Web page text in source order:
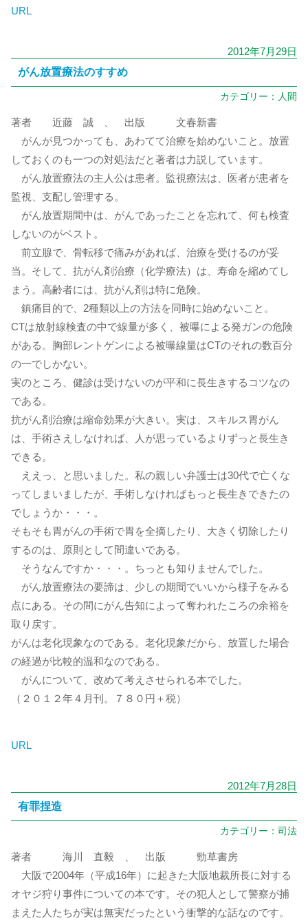
URL
2012年7月29日
がん放置療法のすすめ
カテゴリー： 人間
著者 近藤 誠 、 出版 文春新書
がんが見つかっても、あわてて治療を始めないこと。放置
しておくのも一つの対処法だと著者は力説しています。
がん放置療法の主人公は患者。監視療法は、医者が患者を
監視、支配し管理する。
がん放置期間中は、がんであったことを忘れて、何も検査
しないのがベスト。
前立腺で、骨転移で痛みがあれば、治療を受けるのが妥
当。そして、抗がん剤治療（化学療法）は、寿命を縮めてし
まう。高齢者には、抗がん剤は特に危険。
鎮痛目的で、2種類以上の方法を同時に始めないこと。
CTは放射線検査の中で線量が多く、被曝による発ガンの危険
がある。胸部レントゲンによる被曝線量はCTのそれの数百分
の一でしかない。
実のところ、健診は受けないのが平和に長生きするコツなの
である。
抗がん剤治療は縮命効果が大きい。実は、スキルス胃がん
は、手術さえしなければ、人が思っているよりずっと長生き
できる。
ええっ、と思いました。私の親しい弁護士は30代で亡くな
ってしまいましたが、手術しなければもっと長生きできたの
でしょうか・・・。
そもそも胃がんの手術で胃を全摘したり、大きく切除したり
するのは、原則として間違いである。
そうなんですか・・・。ちっとも知りませんでした。
がん放置療法の要諦は、少しの期間でいいから様子をみる
点にある。その間にがん告知によって奪われたころの余裕を
取り戻す。
がんは老化現象なのである。老化現象だから、放置した場合
の経過が比較的温和なのである。
がんについて、改めて考えさせられる本でした。
（２０１２年４月刊。７８０円＋税）
URL
2012年7月28日
有罪捏造
カテゴリー： 司法
著者 海川 直毅 、 出版 勁草書房
大阪で2004年（平成16年）に起きた大阪地裁所長に対する
オヤジ狩り事件についての本です。その犯人として警察が捕
まえた人たちが実は無実だったという衝撃的な話なのです。